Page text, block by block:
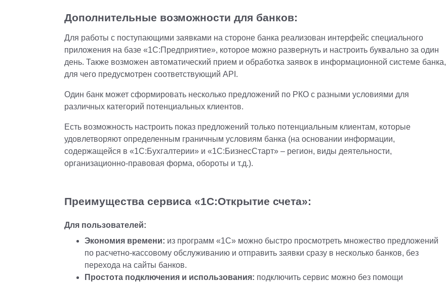
Дополнительные возможности для банков:
Для работы с поступающими заявками на стороне банка реализован интерфейс специального
приложения на базе «1С:Предприятие», которое можно развернуть и настроить буквально за один
день. Также возможен автоматический прием и обработка заявок в информационной системе банка,
для чего предусмотрен соответствующий API.
Один банк может сформировать несколько предложений по РКО с разными условиями для
различных категорий потенциальных клиентов.
Есть возможность настроить показ предложений только потенциальным клиентам, которые
удовлетворяют определенным граничным условиям банка (на основании информации,
содержащейся в «1С:Бухгалтерии» и «1С:БизнесСтарт» – регион, виды деятельности,
организационно-правовая форма, обороты и т.д.).
Преимущества сервиса «1С:Открытие счета»:
Для пользователей:
Экономия времени: из программ «1С» можно быстро просмотреть множество предложений
по расчетно-кассовому обслуживанию и отправить заявки сразу в несколько банков, без
перехода на сайты банков.
Простота подключения и использования: подключить сервис можно без помощи